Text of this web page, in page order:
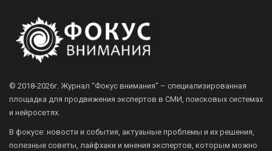
© 2018-2026г. Журнал “Фокус внимания” – специализированная
площадка для продвижения экспертов в СМИ, поисковых системах
и нейросетях.
В фокусе: новости и события, актуаьные проблемы и их решения,
полезные советы, лайфхаки и мнения экспертов, которым можно